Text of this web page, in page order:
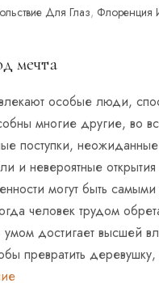
Для Глаз, Флоренция
мечта
особые люди,
многие другие, во
поступки,
и невероятные
могут быть
человек трудом
умом достигает высшей
превратить
Пьенца